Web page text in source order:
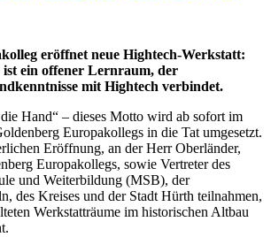
eröffnet neue Hightech-Werkstatt:
ist ein offener Lernraum, der
mit Hightech verbindet.
Hand“ – dieses Motto wird ab sofort im
Europakollegs in die Tat umgesetzt.
Eröffnung, an der Herr Oberländer,
Europakollegs, sowie Vertreter des
und Weiterbildung (MSB), der
des Kreises und der Stadt Hürth teilnahmen,
Werkstatträume im historischen Altbau